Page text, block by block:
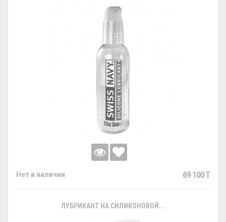
Нет в наличии 69 100 T
ЛУБРИКАНТ НА СИЛИКОНОВОЙ...